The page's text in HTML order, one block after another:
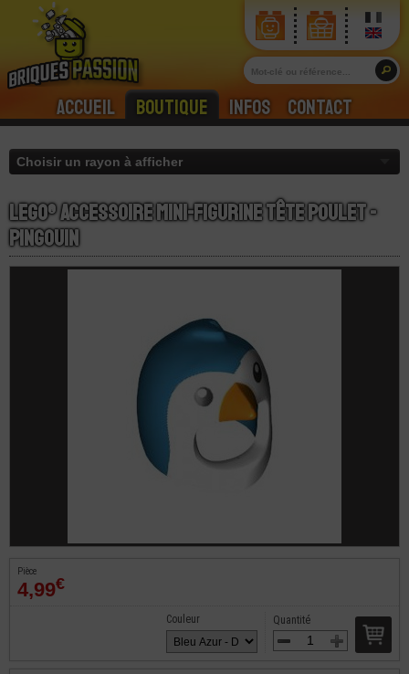
Accueil Boutique Infos Contact
LEGO® Accessoire Mini-Figurine Tête Poulet -
Pingouin
Pièce
4,99€
Quantité
Couleur